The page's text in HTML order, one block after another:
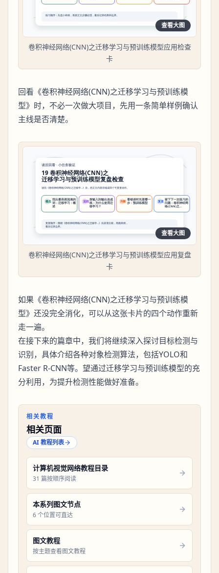
查看大图
卷积神经网络(CNN)之迁移学习与预训练模型应用检查
卡
回看《卷积神经网络(CNN)之迁移学习与预训练模
型》时，不必一次做大项目，先用一条简单样例确认
主线是否清楚。
查看大图
卷积神经网络(CNN)之迁移学习与预训练模型应用复盘
卡
如果《卷积神经网络(CNN)之迁移学习与预训练模
型》还没完全消化，可以从这张卡片的四个动作重新
走一遍。
在接下来的篇章中，我们将继续深入探讨目标检测与
识别，具体介绍各种对象检测算法，包括YOLO和
Faster R-CNN等。望通过迁移学习与预训练模型的充
分利用，为提升检测性能做好准备。
相关教程
相关页面
AI 教程列表
计算机视觉网络教程目录
31 篇按顺序阅读
本系列图文节点
6 个位置可直达
图文教程
按主题查看图文教程